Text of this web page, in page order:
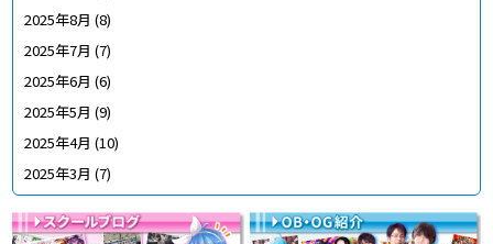
2025年8月 (8)
2025年7月 (7)
2025年6月 (6)
2025年5月 (9)
2025年4月 (10)
2025年3月 (7)